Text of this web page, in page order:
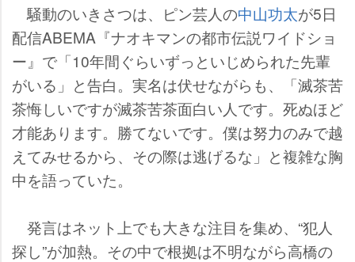
騒動のいきさつは、ピン芸人の中山功太が5日
配信ABEMA『ナオキマンの都市伝説ワイドショ
ー』で「10年間ぐらいずっといじめられた先輩
がいる」と告白。実名は伏せながらも、「滅茶苦
茶悔しいですが滅茶苦茶面白い人です。死ぬほど
才能あります。勝てないです。僕は努力のみで越
えてみせるから、その際は逃げるな」と複雑な胸
中を語っていた。
発言はネット上でも大きな注目を集め、“犯人
探し”が加熱。その中で根拠は不明ながら高橋の